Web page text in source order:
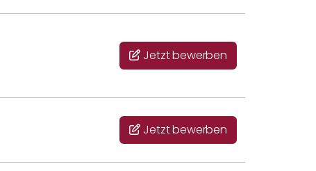
Jetzt bewerben
Jetzt bewerben